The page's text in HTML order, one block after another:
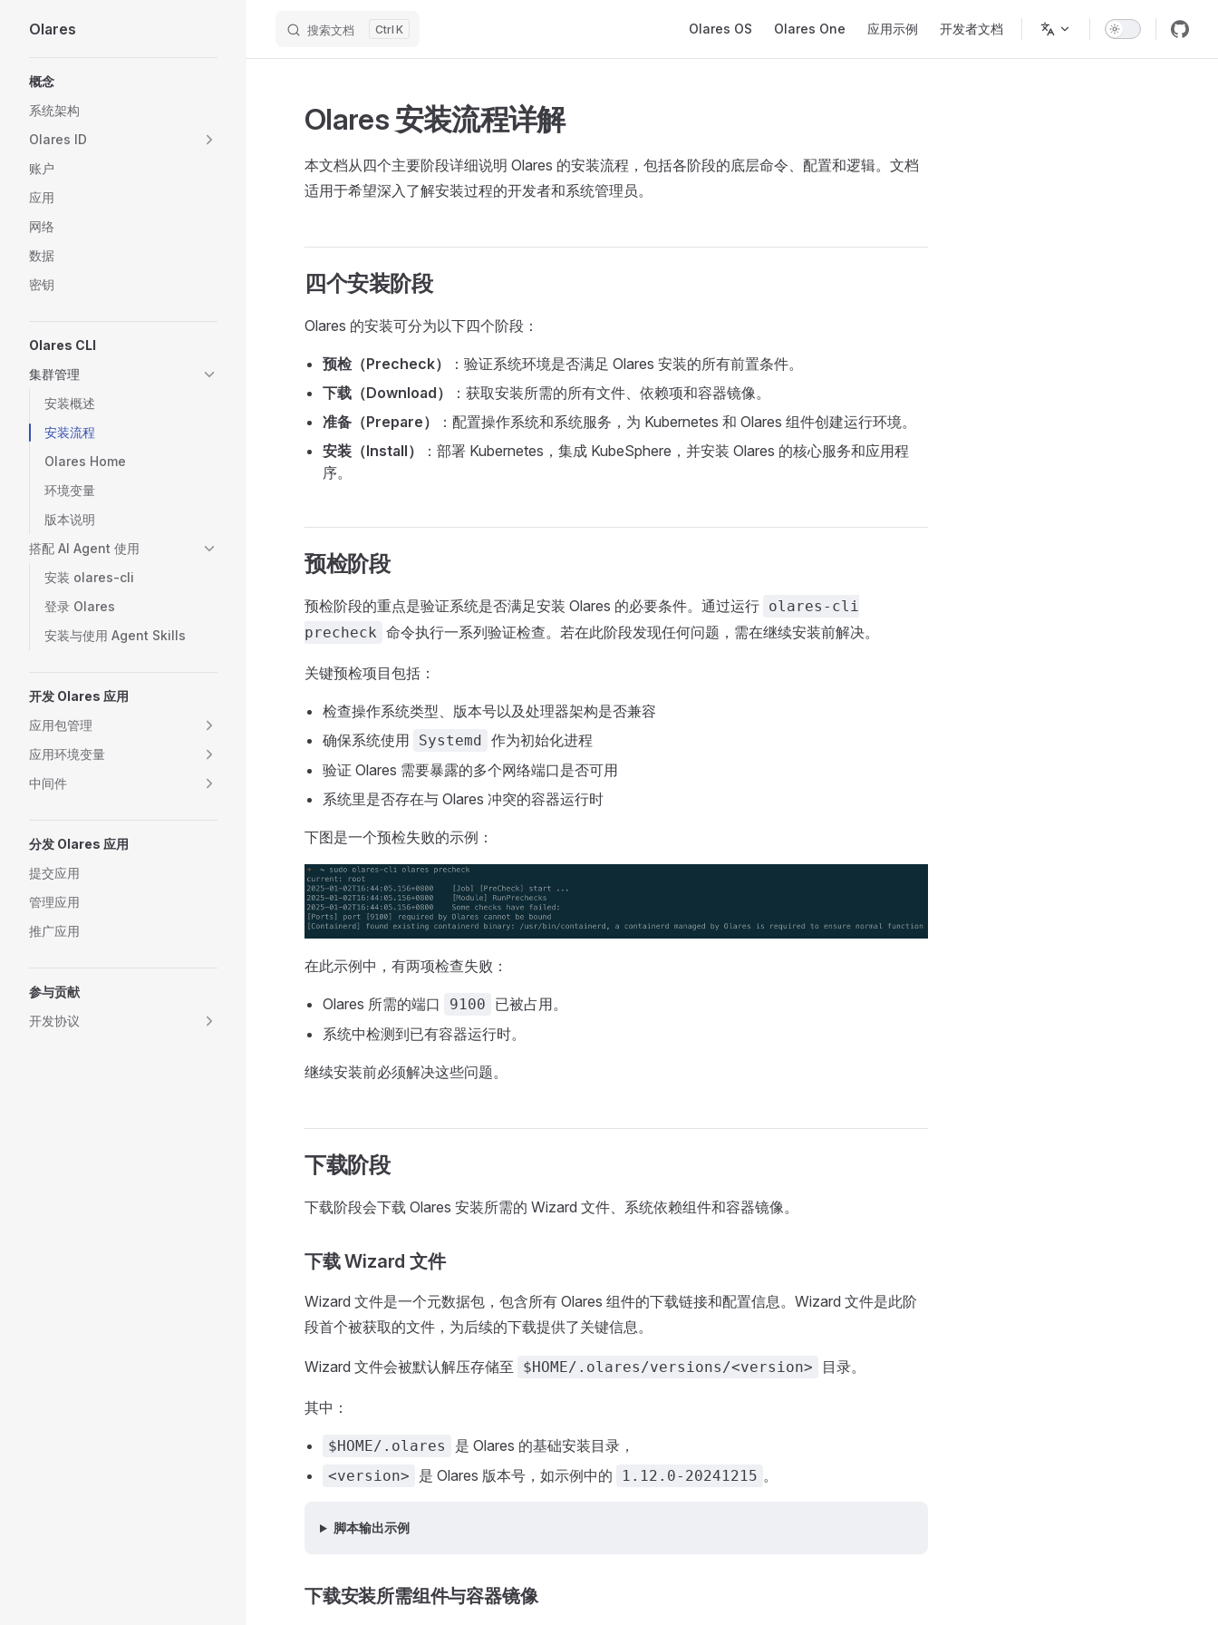
Skip to content
Olares 搜索文档 K Olares OS Olares One 应用示例 开发者文档
概念
系统架构
Olares ID
账户
应用
网络
数据
密钥
Olares CLI
集群管理
安装概述
安装流程
Olares Home
环境变量
版本说明
搭配 AI Agent 使用
安装 olares-cli
登录 Olares
安装与使用 Agent Skills
开发 Olares 应用
应用包管理
应用环境变量
中间件
分发 Olares 应用
提交应用
管理应用
推广应用
参与贡献
开发协议
Olares 安装流程详解
本文档从四个主要阶段详细说明 Olares 的安装流程，包括各阶段的底层命令、配置和逻辑。文档
适用于希望深入了解安装过程的开发者和系统管理员。
四个安装阶段
Olares 的安装可分为以下四个阶段：
预检（Precheck）
：验证系统环境是否满足 Olares 安装的所有前置条件。
下载（Download）
：获取安装所需的所有文件、依赖项和容器镜像。
准备（Prepare）
：配置操作系统和系统服务，为 Kubernetes 和 Olares 组件创建运行环境。
安装（Install）
：部署 Kubernetes，集成 KubeSphere，并安装 Olares 的核心服务和应用程
序。
预检阶段
预检阶段的重点是验证系统是否满足安装 Olares 的必要条件。通过运行 olares-cli
precheck 命令执行一系列验证检查。若在此阶段发现任何问题，需在继续安装前解决。
关键预检项目包括：
检查操作系统类型、版本号以及处理器架构是否兼容
确保系统使用
Systemd 作为初始化进程
验证 Olares 需要暴露的多个网络端口是否可用
系统里是否存在与 Olares 冲突的容器运行时
下图是一个预检失败的示例：
在此示例中，有两项检查失败：
Olares 所需的端口 9100
已被占用。
系统中检测到已有容器运行时。
继续安装前必须解决这些问题。
下载阶段
下载阶段会下载 Olares 安装所需的 Wizard 文件、系统依赖组件和容器镜像。
下载 Wizard 文件
Wizard 文件是一个元数据包，包含所有 Olares 组件的下载链接和配置信息。Wizard 文件是此阶
段首个被获取的文件，为后续的下载提供了关键信息。
Wizard 文件会被默认解压存储至 $HOME/.olares/versions/<version> 目录。
其中：
$HOME/.olares 是 Olares 的基础安装目录，
<version> 是 Olares 版本号，如示例中的 1.12.0-20241215 。
脚本输出示例
下载安装所需组件与容器镜像